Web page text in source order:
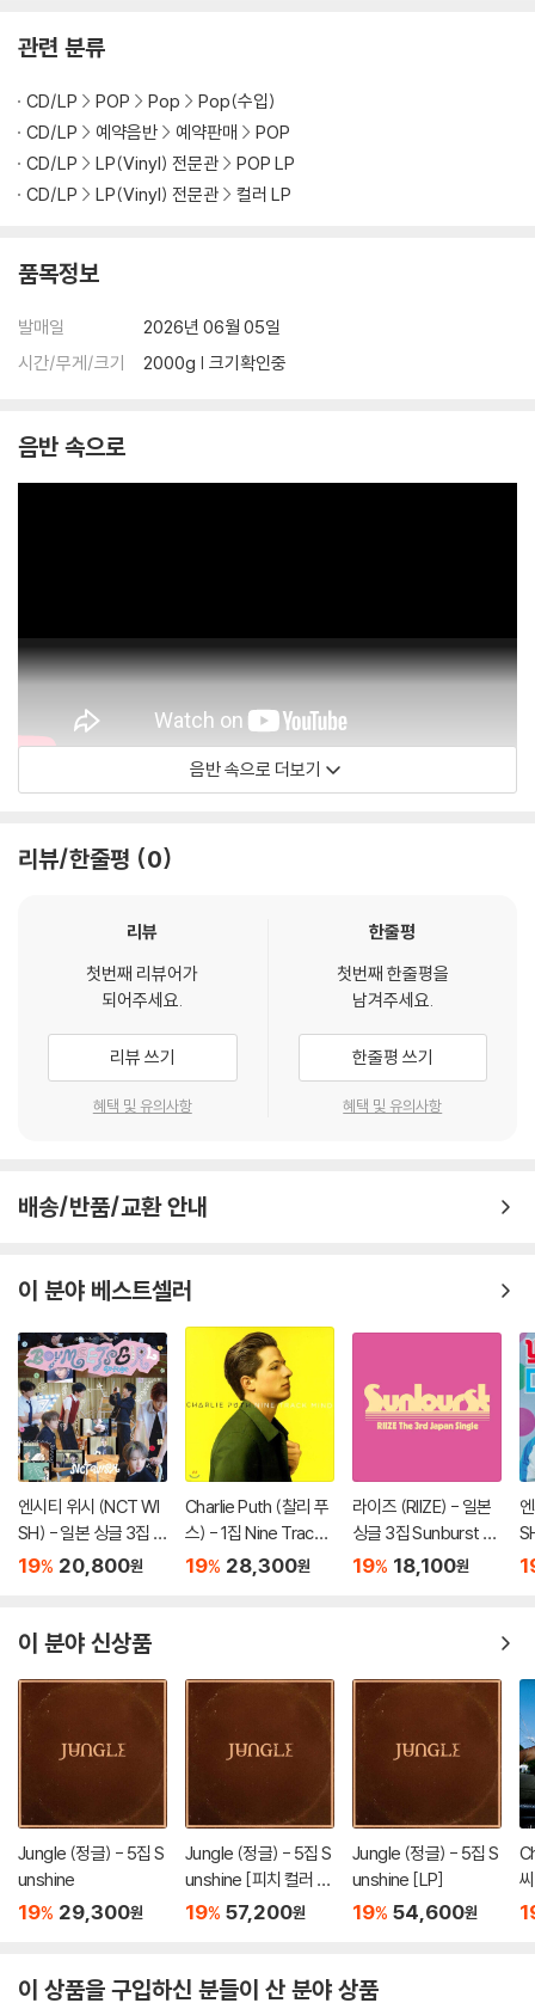
관련 분류
CD/LP POP Pop
Pop(수입)
CD/LP
예약음반 예약판매
POP
CD/LP
LP(Vinyl) 전문관
POP LP
CD/LP
LP(Vinyl) 전문관 컬러 LP
품목정보
발매일
2026년 06월 05일
시간/무게/크기
2000g | 크기확인중
음반 속으로
음반 속으로 더보기
리뷰/한줄평 0
리뷰
첫번째 리뷰어가
되어주세요.
리뷰 쓰기
혜택 및 유의사항
한줄평
첫번째 한줄평을
남겨주세요.
한줄평 쓰기
혜택 및 유의사항
배송/반품/교환 안내
이 분야 베스트셀러
엔시티 위시 (NCT WI
SH) - 일본 싱글 3집 Y
O-I-DON! / BOY ME
19% 20,800원
Charlie Puth (찰리 푸
스) - 1집 Nine Track
Mind [LP]
19% 28,300원
라이즈 (RIIZE) - 일본
싱글 3집 Sunburst [I
NITIAL PRESS]
19% 18,100원
이 분야 신상품
Jungle (정글) - 5집 S
unshine
19% 29,300원
Jungle (정글) - 5집 S
unshine [피치 컬러 L
P]
19% 57,200원
Jungle (정글) - 5집 S
unshine [LP]
19% 54,600원
이 상품을 구입하신 분들이 산 분야 상품